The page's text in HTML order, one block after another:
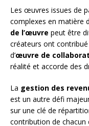
Les œuvres issues de
complexes en matière
de l’œuvre peut être
créateurs ont
d’œuvre de
réalité et accorde des
La gestion des
est un autre défi
sur une clé de
contribution de chacun